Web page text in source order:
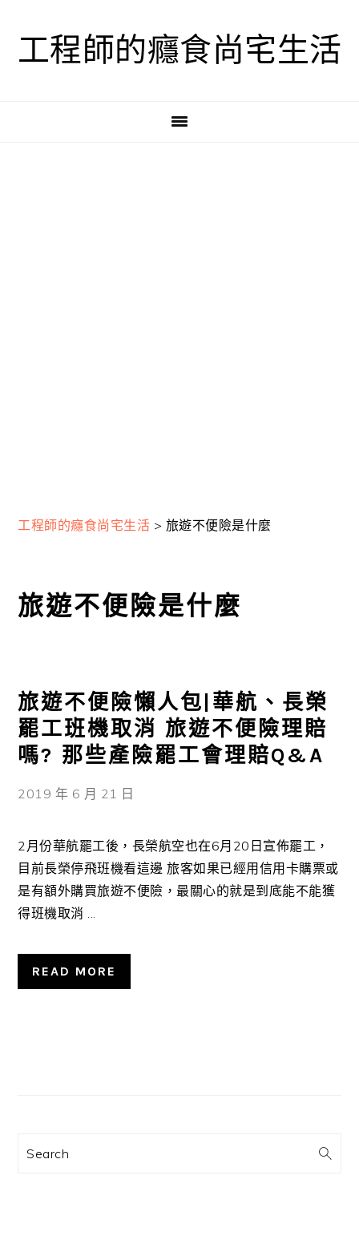
工程師的癮食尚宅生活
工程師的癮食尚宅生活 > 旅遊不便險是什麼
旅遊不便險是什麼
旅遊不便險懶人包|華航、長榮
罷工班機取消 旅遊不便險理賠
嗎? 那些產險罷工會理賠Q&A
2019 年 6 月 21 日
2月份華航罷工後，長榮航空也在6月20日宣佈罷工，
目前長榮停飛班機看這邊 旅客如果已經用信用卡購票或
是有額外購買旅遊不便險，最關心的就是到底能不能獲
得班機取消 ...
READ MORE
訊
Search